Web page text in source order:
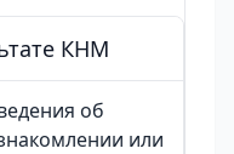
КНМ
об
или